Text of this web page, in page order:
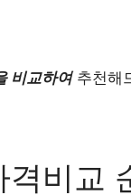
비교하여추천해
비교